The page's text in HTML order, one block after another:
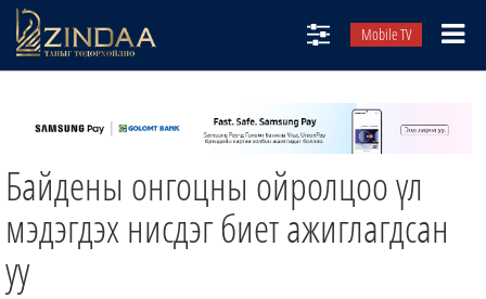
Mobile TV
ТВ8
ӨГЛӨӨНИЙ СОНИН
АУДИО ЗОХИОЛ
ЗИНДАА СЭТГҮҮЛ
Байдены онгоцны ойролцоо үл
мэдэгдэх нисдэг биет ажиглагдсан
уу